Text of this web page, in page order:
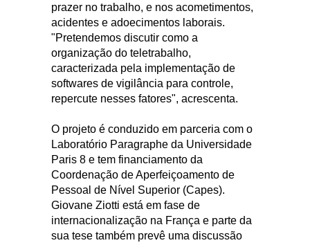
prazer no trabalho, e nos acometimentos,
acidentes e adoecimentos laborais.
"Pretendemos discutir como a
organização do teletrabalho,
caracterizada pela implementação de
softwares de vigilância para controle,
repercute nesses fatores", acrescenta.
O projeto é conduzido em parceria com o
Laboratório Paragraphe da Universidade
Paris 8 e tem financiamento da
Coordenação de Aperfeiçoamento de
Pessoal de Nível Superior (Capes).
Giovane Ziotti está em fase de
internacionalização na França e parte da
sua tese também prevê uma discussão